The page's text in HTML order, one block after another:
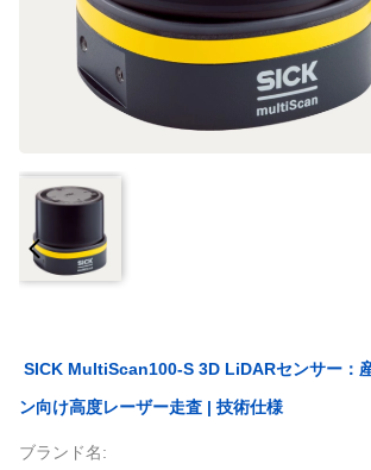
SICK MultiScan100-S 3D LiDARセンサー：
ン向け高度レーザー走査 | 技術仕様
ブランド名: